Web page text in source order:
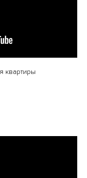
квартиры